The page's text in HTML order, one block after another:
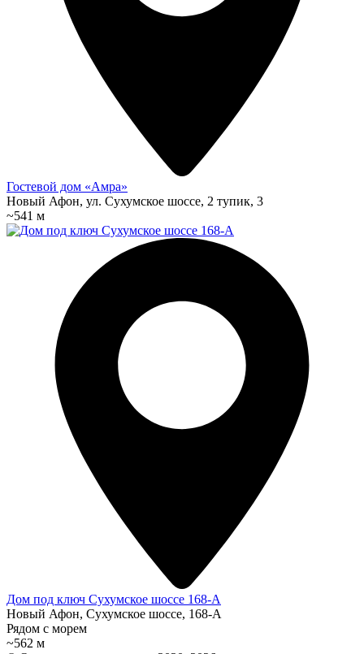
Гостевой дом «Амра»
Новый Афон, ул. Сухумское шоссе, 2 тупик, 3
~541 м
Дом под ключ Сухумское шоссе 168-А
Новый Афон, Сухумское шоссе, 168-А
Рядом с морем
~562 м